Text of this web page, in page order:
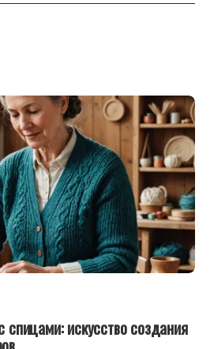
спицами: искусство создания